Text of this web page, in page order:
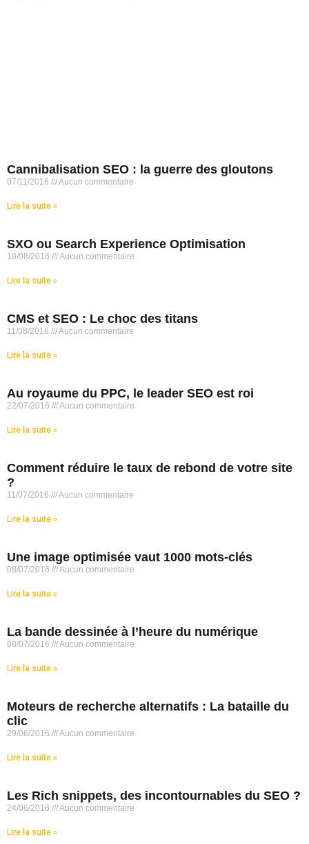
Cannibalisation SEO : la guerre des gloutons
07/11/2016 Aucun commentaire
Lire la suite »
SXO ou Search Experience Optimisation
18/08/2016 Aucun commentaire
Lire la suite »
CMS et SEO : Le choc des titans
11/08/2016 Aucun commentaire
Lire la suite »
Au royaume du PPC, le leader SEO est roi
22/07/2016 Aucun commentaire
Lire la suite »
Comment réduire le taux de rebond de votre site
?
11/07/2016 Aucun commentaire
Lire la suite »
Une image optimisée vaut 1000 mots-clés
08/07/2016 Aucun commentaire
Lire la suite »
La bande dessinée à l’heure du numérique
08/07/2016 Aucun commentaire
Lire la suite »
Moteurs de recherche alternatifs : La bataille du
clic
29/06/2016 Aucun commentaire
Lire la suite »
Les Rich snippets, des incontournables du SEO ?
24/06/2016 Aucun commentaire
Lire la suite »